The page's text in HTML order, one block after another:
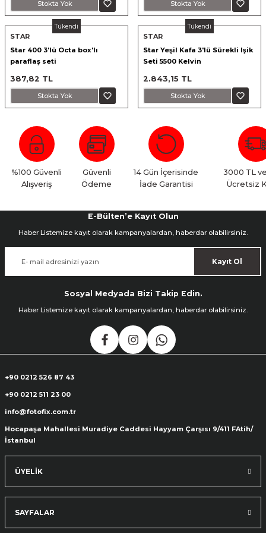
Setleri
Stokta Yok Stokta Yok
Tükendi
STAR
Star 400 3'lü Octa box'lı
paraflaş seti
387,82 TL
Stokta Yok
Tükendi
STAR
Star Yeşil Kafa 3'lü Sürekli Işik
Seti 5500 Kelvin
2.843,15 TL
Stokta Yok
%100 Güvenli
Alışveriş
Güvenli
Ödeme
14 Gün İçerisinde
İade Garantisi
3000 TL
Ücretsiz
E-Bülten’e Kayıt Olun
Haber Listemize kayıt olarak kampanyalardan, haberdar olabilirsiniz.
Kayıt Ol
Sosyal Medyada Bizi Takip Edin.
Haber Listemize kayıt olarak kampanyalardan, haberdar olabilirsiniz.
+90 0212 526 87 43
+90 0212 511 23 00
info@fotofix.com.tr
Hocapaşa Mahallesi Muradiye Caddesi Hayyam Çarşısı 9/411 FAtih/
İstanbul
ÜYELİK
SAYFALAR